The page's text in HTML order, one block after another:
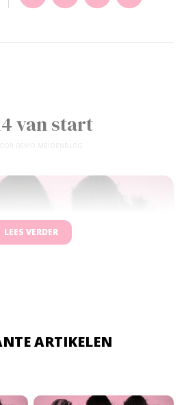
van start
LEES VERDER
ARTIKELEN